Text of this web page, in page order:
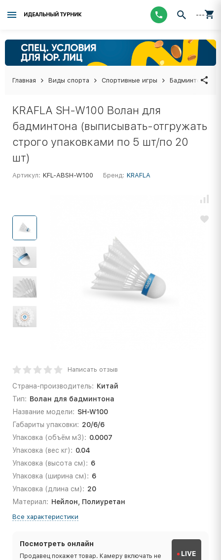
ИДЕАЛЬНЫЙ ТУРНИК ---
Главная Виды спорта Спортивные игры Бадминтон
KRAFLA SH-W100 Волан для
бадминтона (выписывать-отгружать
строго упаковками по 5 шт/по 20
шт)
Артикул: KFL-ABSH-W100 Бренд: KRAFLA
Написать отзыв
Страна-производитель: Китай
Тип: Волан для бадминтона
Название модели: SH-W100
Габариты упаковки: 20/6/6
Упаковка (объём м3): 0.0007
Упаковка (вес кг): 0.04
Упаковка (высота см): 6
Упаковка (ширина см): 6
Упаковка (длина см): 20
Материал: Нейлон, Полиуретан
Все характеристики
Посмотреть онлайн
Продавец покажет товар. Камеру включать не
LIVE